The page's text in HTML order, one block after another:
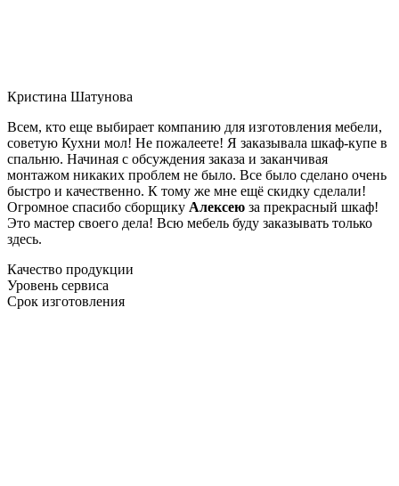
Кристина Шатунова
Всем, кто еще выбирает компанию для изготовления мебели,
советую Кухни мол! Не пожалеете! Я заказывала шкаф-купе в
спальню. Начиная с обсуждения заказа и заканчивая
монтажом никаких проблем не было. Все было сделано очень
быстро и качественно. К тому же мне ещё скидку сделали!
Огромное спасибо сборщику Алексею за прекрасный шкаф!
Это мастер своего дела! Всю мебель буду заказывать только
здесь.
Качество продукции
Уровень сервиса
Срок изготовления